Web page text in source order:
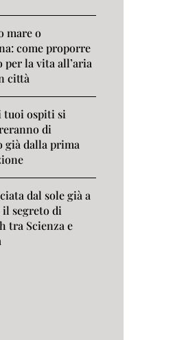
mare o
come proporre
per la vita all’aria
città
tuoi ospiti si
di
già dalla prima
dal sole già a
il segreto di
tra Scienza e